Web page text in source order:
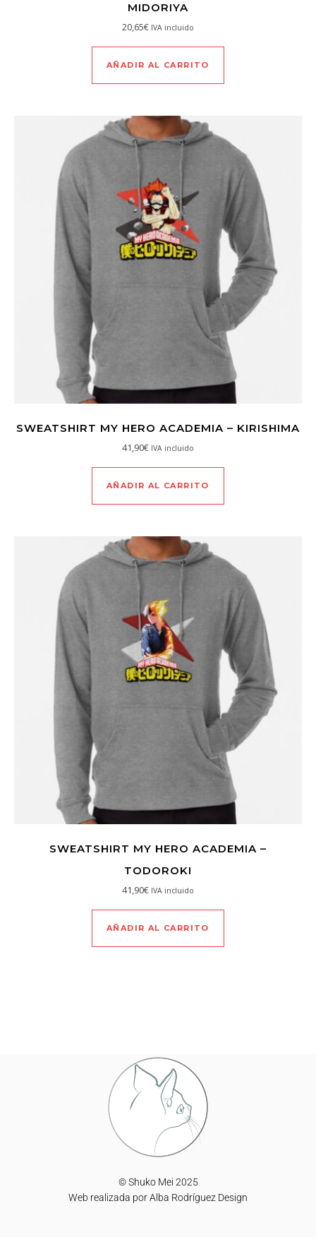
MIDORIYA
20,65€ IVA incluido
AÑADIR AL CARRITO
SWEATSHIRT MY HERO ACADEMIA – KIRISHIMA
41,90€ IVA incluido
AÑADIR AL CARRITO
SWEATSHIRT MY HERO ACADEMIA –
TODOROKI
41,90€ IVA incluido
AÑADIR AL CARRITO
© Shuko Mei 2025
Web realizada porAlba Rodríguez Design